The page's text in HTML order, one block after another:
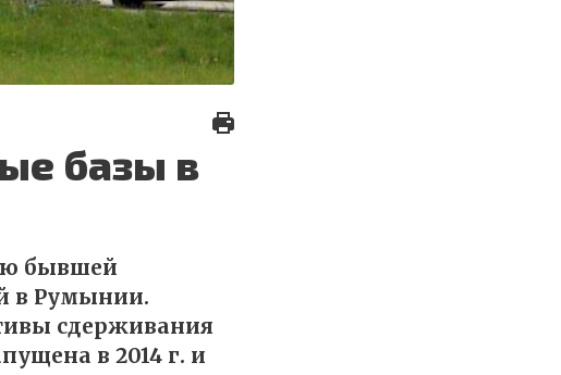
базы в
бывшей
в Румынии.
сдерживания
в 2014 г. и